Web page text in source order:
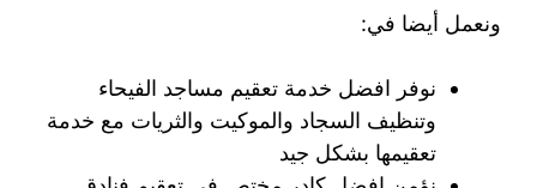
ونعمل أيضا في:
نوفر افضل خدمة تعقيم مساجد الفيحاء
وتنظيف السجاد والموكيت والثريات مع خدمة
تعقيمها بشكل جيد